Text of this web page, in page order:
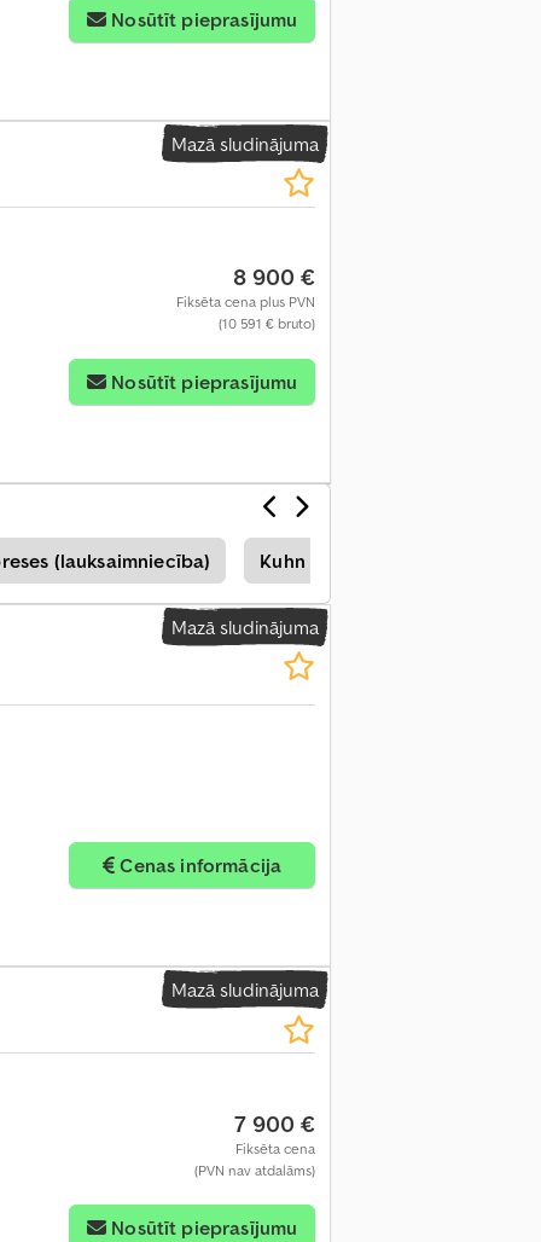
Nosūtīt pieprasījumu
Mazā sludinājuma
8 900 €
Fiksēta cena plus PVN
(10 591 € bruto)
Nosūtīt pieprasījumu
(lauksaimniecība) Kuhn Rullītis
Mazā sludinājuma
Cenas informācija
Mazā sludinājuma
7 900 €
Fiksēta cena
(PVN nav atdalāms)
Nosūtīt pieprasījumu